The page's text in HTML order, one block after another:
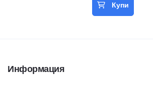
Купи
Информация